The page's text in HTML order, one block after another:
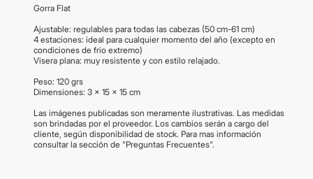
Gorra Flat
Ajustable: regulables para todas las cabezas (50 cm-61 cm)
4 estaciones: ideal para cualquier momento del año (excepto en
condiciones de frio extremo)
Visera plana: muy resistente y con estilo relajado.
Peso: 120 grs
Dimensiones: 3 × 15 × 15 cm
Las imágenes publicadas son meramente ilustrativas. Las medidas
son brindadas por el proveedor. Los cambios serán a cargo del
cliente, según disponibilidad de stock. Para mas información
consultar la sección de "Preguntas Frecuentes".